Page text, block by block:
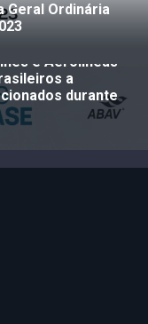
Geral Ordinária
ABAV
e Aerolíneas
a
durante